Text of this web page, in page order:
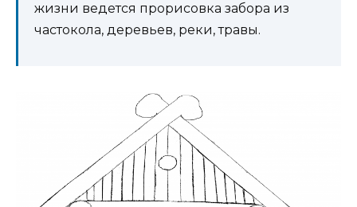
жизни ведется прорисовка забора из
частокола, деревьев, реки, травы.